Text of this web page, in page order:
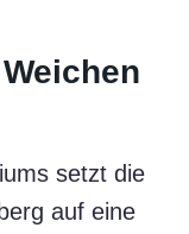
setzt die
auf eine